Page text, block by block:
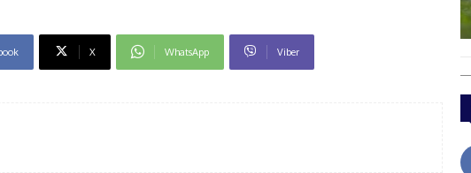
X WhatsApp Viber